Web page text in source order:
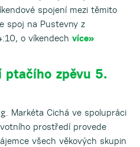
spojení mezi těmito
spoj na Pustevny z
o víkendech více»
ptačího zpěvu 5.
Markéta Cichá ve spolupráci
prostředí provede
všech věkových skupin